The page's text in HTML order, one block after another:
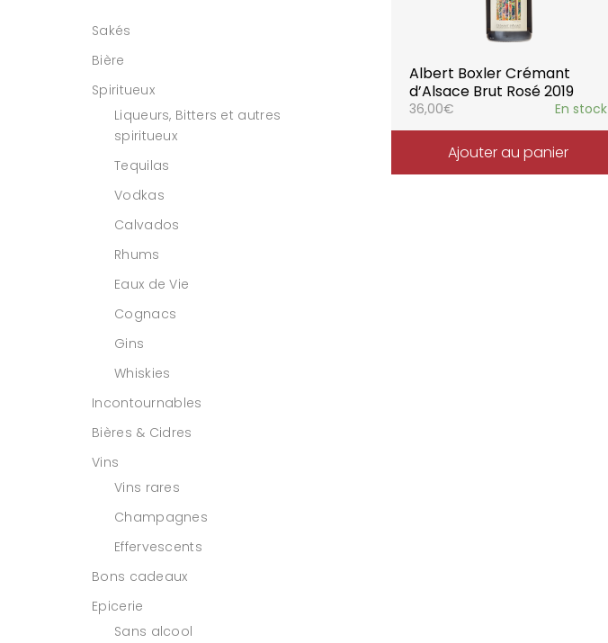
Albert Boxler Crémant
d’Alsace Brut Rosé 2019
36,00€ En stock
Ajouter au panier
Sakés
Bière
Spiritueux
Liqueurs, Bitters et autres
spiritueux
Tequilas
Vodkas
Calvados
Rhums
Eaux de Vie
Cognacs
Gins
Whiskies
Incontournables
Bières & Cidres
Vins
Vins rares
Champagnes
Effervescents
Bons cadeaux
Epicerie
Sans alcool